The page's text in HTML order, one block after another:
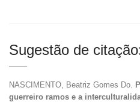
Sugestão de
NASCIMENTO, Beatriz Gomes Do.
guerreiro ramos e a